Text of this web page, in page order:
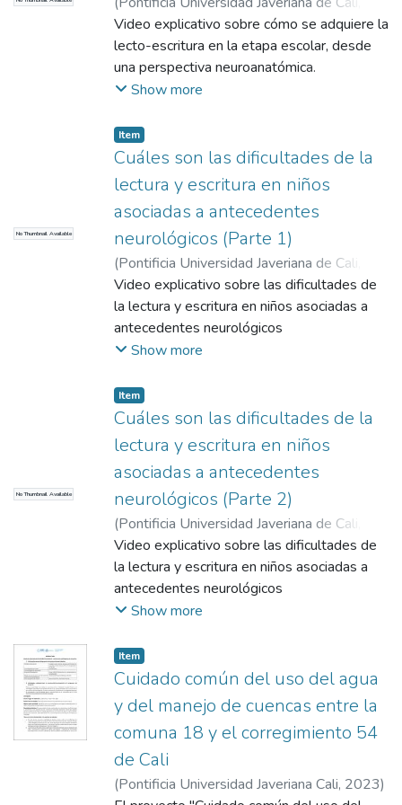
2016 )Cadavid Ruiz, Natalia;Quijano
Martínez, María Cristina
Video explicativo sobre cómo se adquiere la
lecto-escritura en la etapa escolar, desde
una perspectiva neuroanatómica.
(Continuación)
Show more
No Thumbnail Available
Item
Cuáles son las dificultades de la
lectura y escritura en niños
asociadas a antecedentes
neurológicos (Parte 1)
(Pontificia Universidad Javeriana de Cali
2016 )Cadavid Ruiz, Natalia;Quijano
Martínez, María Cristina
Video explicativo sobre las dificultades de
la lectura y escritura en niños asociadas a
antecedentes neurológicos
Show more
No Thumbnail Available
Item
Cuáles son las dificultades de la
lectura y escritura en niños
asociadas a antecedentes
neurológicos (Parte 2)
(Pontificia Universidad Javeriana de Cali
2016 )Cadavid Ruiz, Natalia;Quijano
Martínez, María Cristina
Video explicativo sobre las dificultades de
la lectura y escritura en niños asociadas a
antecedentes neurológicos
Show more
Item
Cuidado común del uso del agua
y del manejo de cuencas entre la
comuna 18 y el corregimiento 54
de Cali
(Pontificia Universidad Javeriana Cali, 2023)